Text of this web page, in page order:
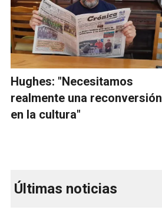
Hughes: "Necesitamos
realmente una reconversión
en la cultura"
Últimas noticias